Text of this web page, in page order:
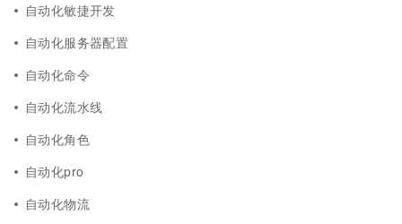
自动化敏捷开发
自动化服务器配置
自动化命令
自动化流水线
自动化角色
自动化pro
自动化物流